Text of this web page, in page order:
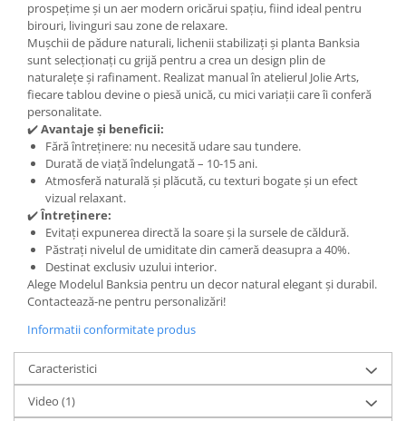
prospețime și un aer modern oricărui spațiu, fiind ideal pentru
birouri, livinguri sau zone de relaxare.
Mușchii de pădure naturali, lichenii stabilizați și planta Banksia
sunt selecționați cu grijă pentru a crea un design plin de
naturalețe și rafinament. Realizat manual în atelierul Jolie Arts,
fiecare tablou devine o piesă unică, cu mici variații care îi conferă
personalitate.
✔️Avantaje și beneficii:
Fără întreținere: nu necesită udare sau tundere.
Durată de viață îndelungată – 10-15 ani.
Atmosferă naturală și plăcută, cu texturi bogate și un efect
vizual relaxant.
✔️Întreținere:
Evitați expunerea directă la soare și la sursele de căldură.
Păstrați nivelul de umiditate din cameră deasupra a 40%.
Destinat exclusiv uzului interior.
Alege Modelul Banksia pentru un decor natural elegant și durabil.
Contactează-ne pentru personalizări!
Informatii conformitate produs
Caracteristici
Video (1)